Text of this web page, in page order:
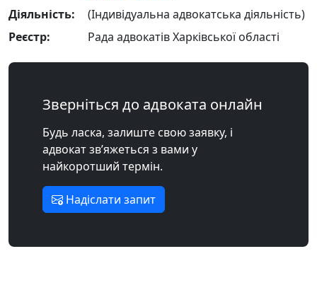
Діяльність:
(Індивідуальна адвокатська діяльність)
Реєстр:
Рада адвокатів Харківської області
Зверніться до адвоката онлайн
Будь ласка, залиште свою заявку, і
адвокат зв’яжеться з вами у
найкоротший термін.
Надіслати запит